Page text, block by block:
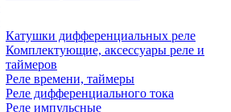
Катушки дифференциальных реле
Комплектующие, аксессуары реле и
таймеров
Реле времени, таймеры
Реле дифференциального тока
Реле импульсные